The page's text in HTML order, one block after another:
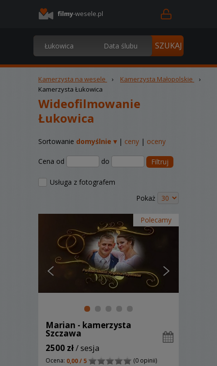
filmy-wesele.pl
Kamerzysta na wesele › Kamerzysta Małopolskie
›
Kamerzysta Łukowica
Wideofilmowanie
Łukowica
Sortowanie domyślnie ▾| ceny | oceny
Cena od do Filtruj
Usługa z fotografem
Pokaż
Polecamy
Marian - kamerzysta
Szczawa
2500 zł/ sesja
Ocena: 0,00 / 5
(0 opinii)